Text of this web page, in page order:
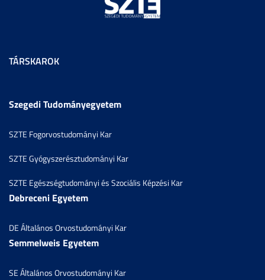
TÁRSKAROK
Szegedi Tudományegyetem
SZTE Fogorvostudományi Kar
SZTE Gyógyszerésztudományi Kar
SZTE Egészségtudományi és Szociális Képzési Kar
Debreceni Egyetem
DE Általános Orvostudományi Kar
Semmelweis Egyetem
SE Általános Orvostudományi Kar